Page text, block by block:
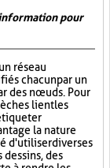
pour
réseau
chacun par un
des nœuds. Pour
lient les
la nature
d'utiliser diverses
des